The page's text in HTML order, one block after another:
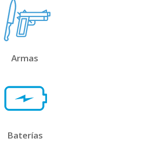
Armas
Baterías